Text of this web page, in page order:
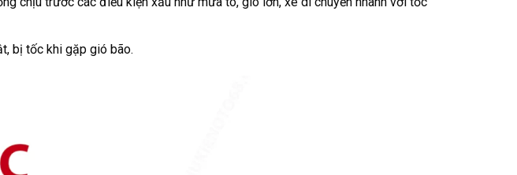
bị tốc khi gặp gió bão.